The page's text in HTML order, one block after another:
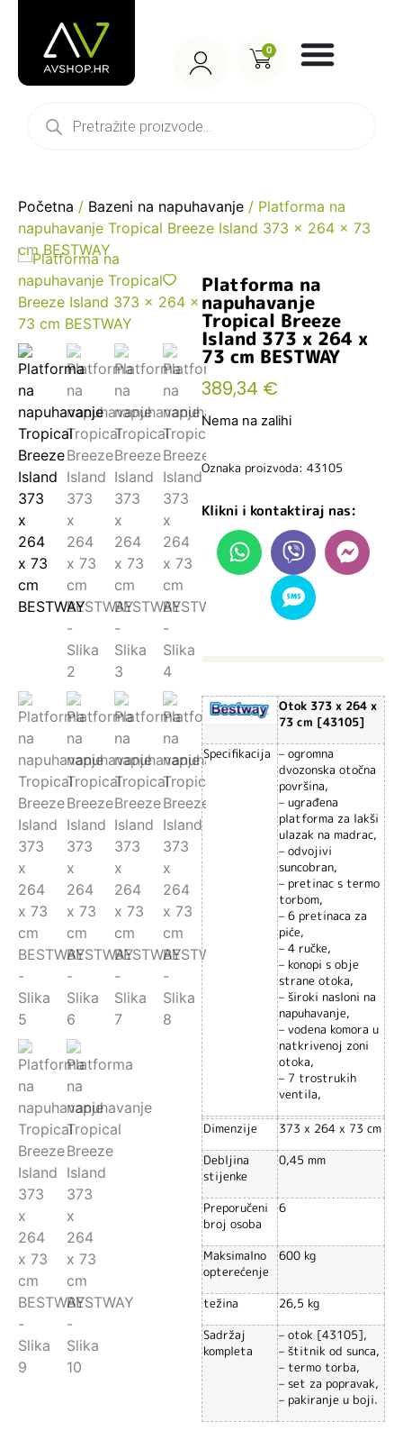
0
Početna / Bazeni na napuhavanje / Platforma na
napuhavanje Tropical Breeze Island 373 x 264 x 73
cm BESTWAY
Platforma na
napuhavanje
Tropical Breeze
Island 373 x 264 x
73 cm BESTWAY
389,34 €
Nema na zalihi
Oznaka proizvoda: 43105
Klikni i kontaktiraj nas:
Otok 373 x 264 x
73 cm [43105]
Specifikacija – ogromna
dvozonska otočna
površina,
– ugrađena
platforma za lakši
ulazak na madrac,
– odvojivi
suncobran,
– pretinac s termo
torbom,
– 6 pretinaca za
piće,
– 4 ručke,
– konopi s obje
strane otoka,
– široki nasloni na
napuhavanje,
– vodena komora u
natkrivenoj zoni
otoka,
– 7 trostrukih
ventila,
Dimenzije
373 x 264 x 73 cm
Debljina
stijenke
0,45 mm
Preporučeni
broj osoba
6
Maksimalno
opterećenje
600 kg
težina
26,5 kg
Sadržaj
kompleta
– otok [43105],
– štitnik od sunca,
– termo torba,
– set za popravak,
– pakiranje u boji.